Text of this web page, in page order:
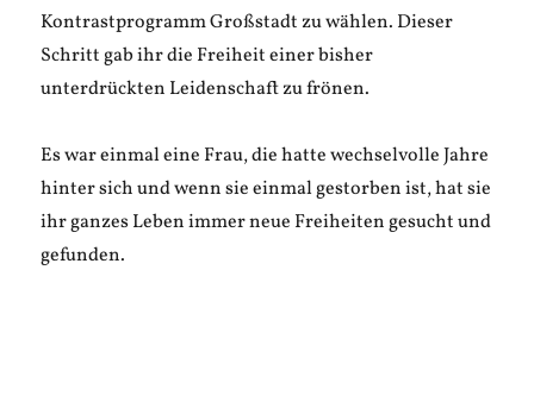
Kontrastprogramm Großstadt zu wählen. Dieser
Schritt gab ihr die Freiheit einer bisher
unterdrückten Leidenschaft zu frönen.
Es war einmal eine Frau, die hatte wechselvolle Jahre
hinter sich und wenn sie einmal gestorben ist, hat sie
ihr ganzes Leben immer neue Freiheiten gesucht und
gefunden.